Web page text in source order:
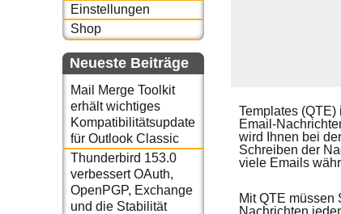
Einstellungen
Shop
Neueste Beiträge
Mail Merge Toolkit
erhält wichtiges
Kompatibilitätsupdate
für Outlook Classic
Thunderbird 153.0
verbessert OAuth,
OpenPGP, Exchange
und die Stabilität
Templates
Email-
wird Ihnen bei
Schreiben der
viele Emails
Mit QTE müssen
Nachrichten